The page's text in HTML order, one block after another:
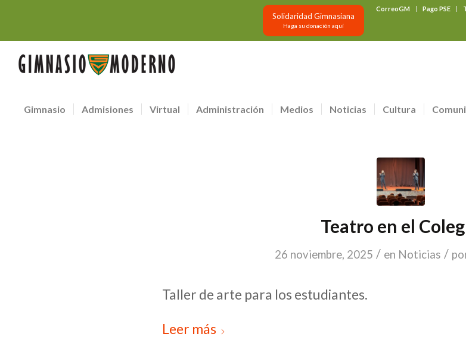
CorreoGM Pago PSE
Solidaridad Gimnasiana
Haga su donación aquí
Gimnasio Admisiones Virtual Administración Medios Noticias Cultura
Teatro en el
26 noviembre, 2025 / en Noticias /
Taller de arte para los estudiantes.
Leer más